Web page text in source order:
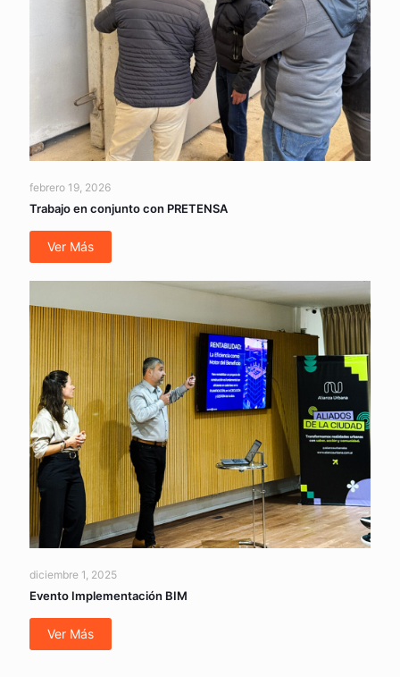
febrero 19, 2026
Trabajo en conjunto con PRETENSA
Ver Más
diciembre 1, 2025
Evento Implementación BIM
Ver Más